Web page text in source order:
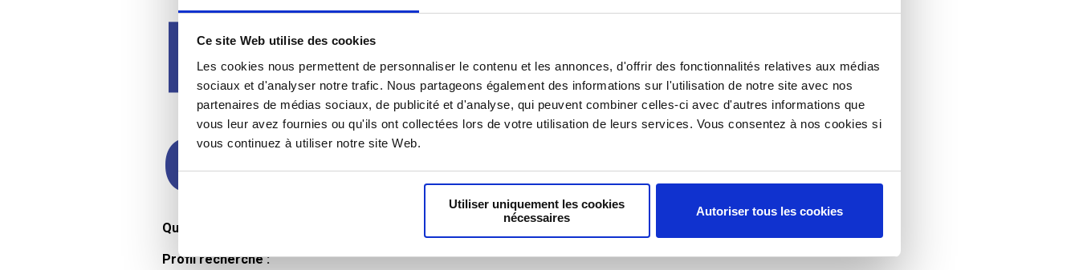
Ce site Web utilise des cookies
Les cookies nous permettent de personnaliser le contenu et les annonces, d'offrir des fonctionnalités relatives aux médias
sociaux et d'analyser notre trafic. Nous partageons également des informations sur l'utilisation de notre site avec nos
partenaires de médias sociaux, de publicité et d'analyse, qui peuvent combiner celles-ci avec d'autres informations que
vous leur avez fournies ou qu'ils ont collectées lors de votre utilisation de leurs services. Vous consentez à nos cookies si
vous continuez à utiliser notre site Web.
Utiliser uniquement les cookies
nécessaires
Autoriser tous les cookies
Profil du
candidat
Qualifications et diplômes :
Profil recherché :